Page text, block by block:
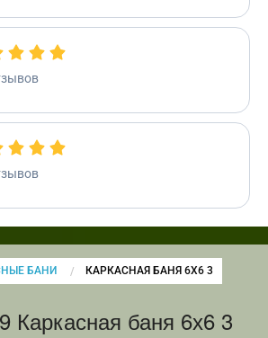
БАНИ CURRENT:
КАРКАСНАЯ БАНЯ 6Х6 3
Каркасная баня 6х6 3